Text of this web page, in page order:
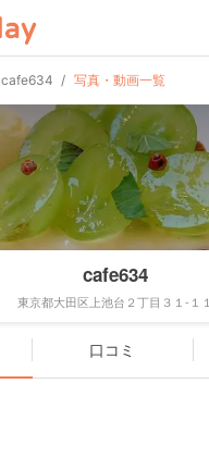
cafe634 写真・動画一覧
cafe634
東京都大田区上池台２丁目３１-１１
口コミ